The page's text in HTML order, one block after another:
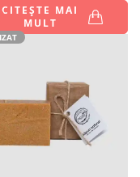
CITEȘTE MAI
MULT